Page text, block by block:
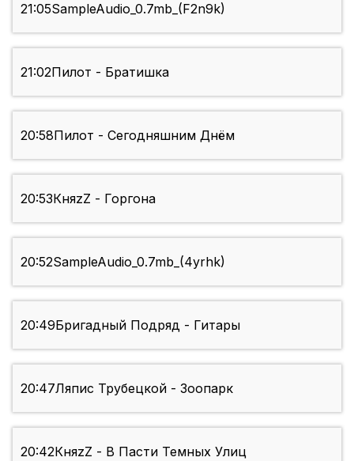
21:05SampleAudio_0.7mb_(F2n9k)
21:02Пилот - Братишка
20:58Пилот - Сегодняшним Днём
20:53КняzZ - Горгона
20:52SampleAudio_0.7mb_(4yrhk)
20:49Бригадный Подряд - Гитары
20:47Ляпис Трубецкой - Зоопарк
20:42КняzZ - В Пасти Темных Улиц